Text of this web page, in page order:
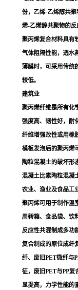
份， 乙烯-乙烯醇共聚
烯-乙烯醇共聚物的
聚丙烯复合材料具有
气体阻隔性能，透水
薄膜时，可采用传统
较低。
建筑业
聚丙烯纤维是所有化
强度高、韧性好，耐
纤维增强改性或用橡
模板发泡后的聚丙烯
陶粒混凝土的破坏形
混凝土比素陶粒混凝
农业、渔业及食品工
聚丙烯可用于制作温
周转箱、食品袋、饮
反应性共混制成多功
复合制成的原位成纤
纤、废旧PET微纤与
征，废旧PET与PP复
显提高，力学性能的